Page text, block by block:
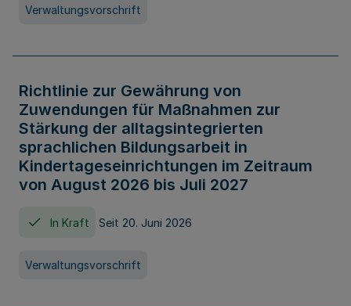
Verwaltungsvorschrift
Richtlinie zur Gewährung von
Zuwendungen für Maßnahmen zur
Stärkung der alltagsintegrierten
sprachlichen Bildungsarbeit in
Kindertageseinrichtungen im Zeitraum
von August 2026 bis Juli 2027
In Kraft Seit 20. Juni 2026
Verwaltungsvorschrift